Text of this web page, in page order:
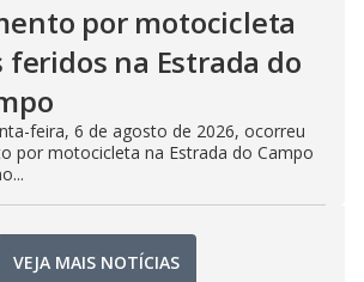
por motocicleta
feridos na Estrada do
feira, 6 de agosto de 2026, ocorreu
por motocicleta na Estrada do Campo
VEJA MAIS NOTÍCIAS